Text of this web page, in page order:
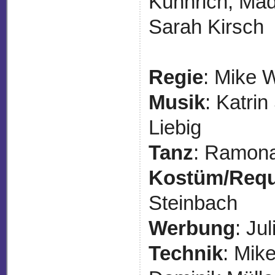
Sarah Kirsch
Regie: Mike
Musik:
Liebig
Tanz:
Kostüm/
Steinbach
Werbung:
Technik: